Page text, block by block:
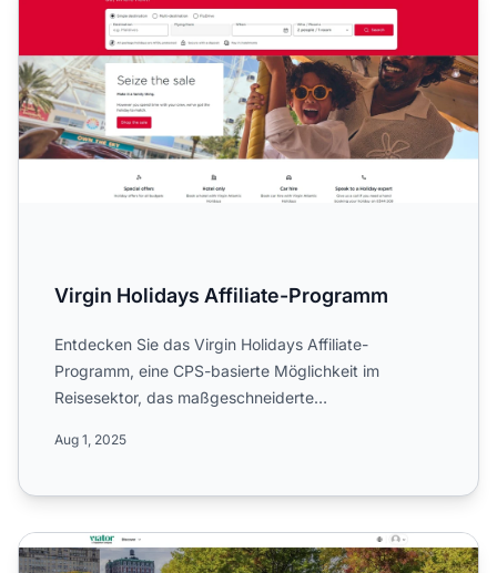
Virgin Holidays Affiliate-Programm
Entdecken Sie das Virgin Holidays Affiliate-
Programm, eine CPS-basierte Möglichkeit im
Reisesektor, das maßgeschneiderte
Aug 1, 2025
Viator Partner-Affiliate-Programm